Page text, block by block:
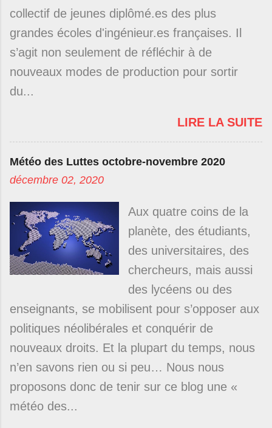
collectif de jeunes diplômé.es des plus
grandes écoles d'ingénieur.es françaises. Il
s’agit non seulement de réfléchir à de
nouveaux modes de production pour sortir
du...
LIRE LA SUITE
Météo des Luttes octobre-novembre 2020
décembre 02, 2020
Aux quatre coins de la
planète, des étudiants,
des universitaires, des
chercheurs, mais aussi
des lycéens ou des
enseignants, se mobilisent pour s’opposer aux
politiques néolibérales et conquérir de
nouveaux droits. Et la plupart du temps, nous
n’en savons rien ou si peu… Nous nous
proposons donc de tenir sur ce blog une «
météo des...